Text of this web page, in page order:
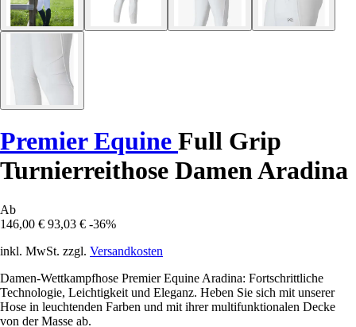
Premier Equine Full Grip
Turnierreithose Damen Aradina
Ab
146,00 € 93,03 € -36%
inkl. MwSt. zzgl. Versandkosten
Damen-Wettkampfhose Premier Equine Aradina: Fortschrittliche
Technologie, Leichtigkeit und Eleganz. Heben Sie sich mit unserer
Hose in leuchtenden Farben und mit ihrer multifunktionalen Decke
von der Masse ab.